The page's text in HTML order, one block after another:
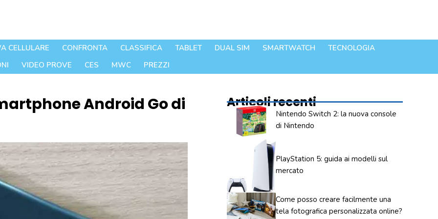
CELLULARE CONFRONTA CLASSIFICA TABLET DUAL SIM SMARTWATCH
TECNOLOGIA
VIDEO PROVE CES MWC PREZZI
Android Go di
Articoli recenti
Nintendo Switch 2: la nuova console
di Nintendo
PlayStation 5: guida ai modelli sul
mercato
Come posso creare facilmente una
tela fotografica personalizzata online?